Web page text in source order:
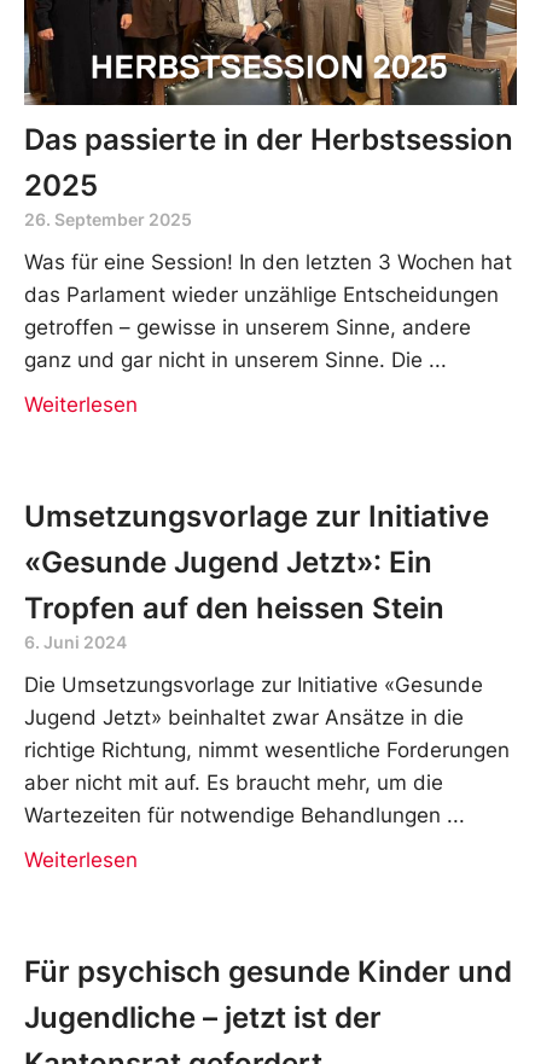
Das passierte in der Herbstsession
2025
26. September 2025
Was für eine Session! In den letzten 3 Wochen hat
das Parlament wieder unzählige Entscheidungen
getroffen – gewisse in unserem Sinne, andere
ganz und gar nicht in unserem Sinne. Die
Weiterlesen
Umsetzungsvorlage zur Initiative
«Gesunde Jugend Jetzt»: Ein
Tropfen auf den heissen Stein
6. Juni 2024
Die Umsetzungsvorlage zur Initiative «Gesunde
Jugend Jetzt» beinhaltet zwar Ansätze in die
richtige Richtung, nimmt wesentliche Forderungen
aber nicht mit auf. Es braucht mehr, um die
Wartezeiten für notwendige Behandlungen
Weiterlesen
Für psychisch gesunde Kinder und
Jugendliche – jetzt ist der